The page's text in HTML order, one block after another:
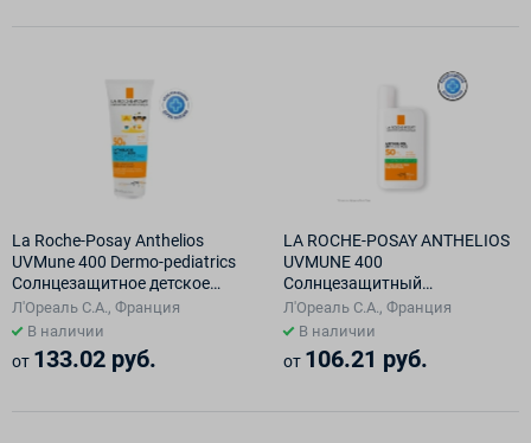
La Roche-Posay Anthelios
UVMune 400 Dermo-pediatrics
Солнцезащитное детское
увлажняющее молочко для
лица и тела SPF50+/PPD 26,
250 мл
Л'Ореаль С.А., Франция
В наличии
от 133.02 руб.
LA ROCHE-POSAY ANTHELIOS
UVMUNE 400
Солнцезащитный
матирующий флюид для лица
SPF 50+ / PPD 56, 50 мл
Л'Ореаль С.А., Франция
В наличии
от 106.21 руб.